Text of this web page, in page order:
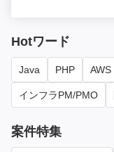
Hotワード
Java PHP AWS
インフラPM/PMO
案件特集